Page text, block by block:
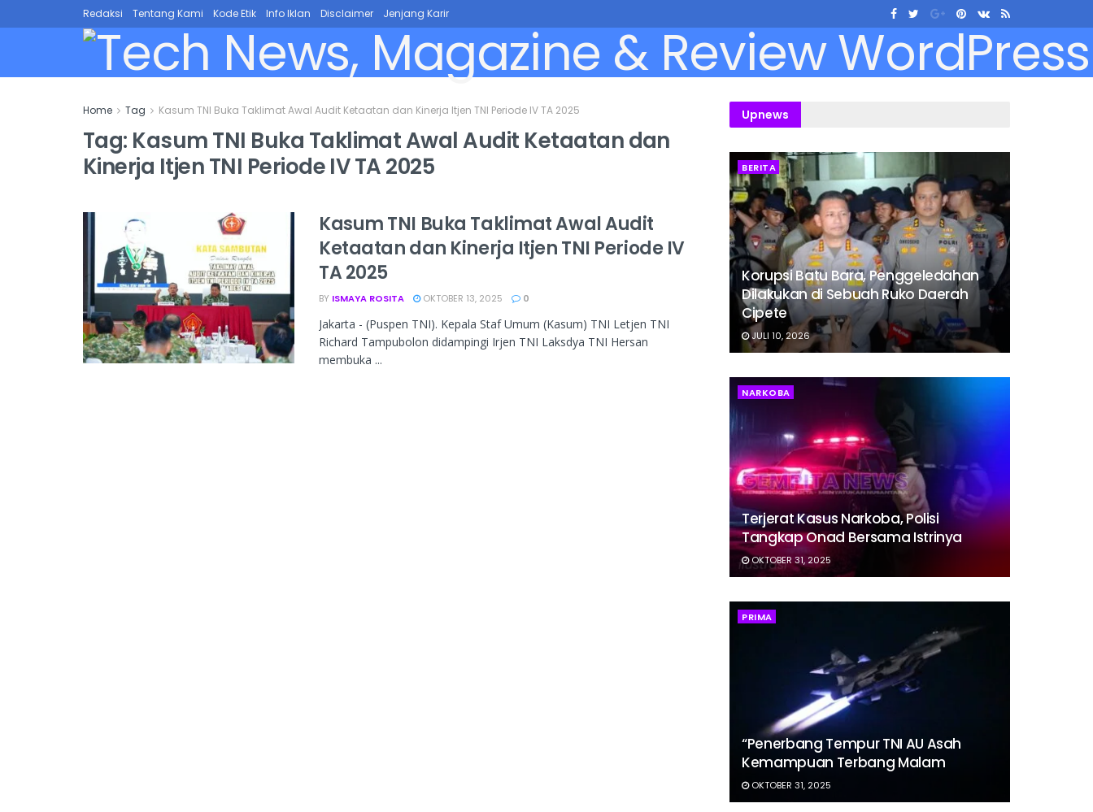
Redaksi Tentang Kami Kode Etik Info Iklan Disclaimer Jenjang Karir
Home Tag Kasum TNI Buka Taklimat Awal Audit Ketaatan dan Kinerja Itjen TNI Periode IV TA 2025
Tag: Kasum TNI Buka Taklimat Awal Audit Ketaatan dan
Kinerja Itjen TNI Periode IV TA 2025
Kasum TNI Buka Taklimat Awal Audit
Ketaatan dan Kinerja Itjen TNI Periode IV
TA 2025
BY ISMAYA ROSITA OKTOBER 13, 2025 0
Jakarta - (Puspen TNI). Kepala Staf Umum (Kasum) TNI Letjen TNI
Richard Tampubolon didampingi Irjen TNI Laksdya TNI Hersan
membuka ...
Upnews
BERITA
Korupsi Batu Bara, Penggeledahan
Dilakukan di Sebuah Ruko Daerah
Cipete
JULI 10, 2026
NARKOBA
Terjerat Kasus Narkoba, Polisi
Tangkap Onad Bersama Istrinya
OKTOBER 31, 2025
PRIMA
“Penerbang Tempur TNI AU Asah
Kemampuan Terbang Malam
OKTOBER 31, 2025